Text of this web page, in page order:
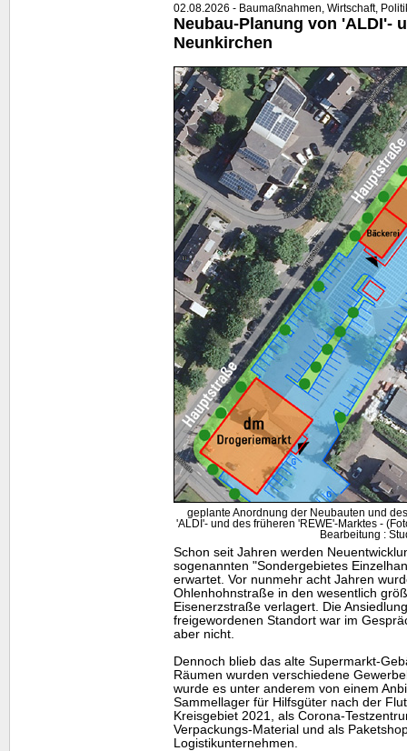
02.08.2026 - Baumaßnahmen, Wirtschaft,
Neubau-Planung von 'ALDI'-
Neunkirchen
geplante Anordnung der Neubauten und
'ALDI'- und des früheren 'REWE'-Marktes -
Bearbeitung :
Schon seit Jahren werden
sogenannten "Sondergebietes
erwartet. Vor nunmehr acht Jahren
Ohlenhohnstraße in den wesentlich
Eisenerzstraße verlagert. Die
freigewordenen Standort war im
aber nicht.
Dennoch blieb das alte Supermarkt-
Räumen wurden verschiedene
wurde es unter anderem von einem
Sammellager für Hilfsgüter nach der
Kreisgebiet 2021, als Corona-
Verpackungs-Material und als
Logistikunternehmen.